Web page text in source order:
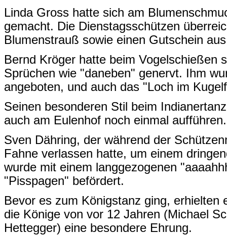
Linda Gross hatte sich am
gemacht. Die Dienstagsschützen
Blumenstrauß sowie einen Gutschein
Bernd Kröger hatte beim Vogelschießen
Sprüchen wie "daneben" genervt. Ihm
angeboten, und auch das "Loch im
Seinen besonderen Stil beim
auch am Eulenhof noch einmal
Sven Dähring, der während der
Fahne verlassen hatte, um einem
wurde mit einem langgezogenen
"Pisspagen" befördert.
Bevor es zum Königstanz ging, erhielten
die Könige von vor 12 Jahren (Michael
Hettegger) eine besondere Ehrung.